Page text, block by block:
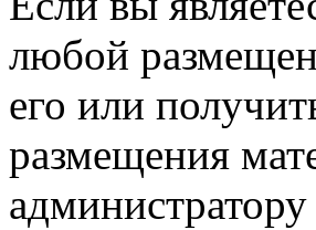
любой
его или
размещения
администратору